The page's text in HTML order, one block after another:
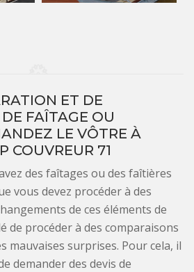
ET DE
FAÎTAGE OU
LE VÔTRE À
COUVREUR 71
des faîtages ou des faîtières
vous devez procéder à des
de ces éléments de
de procéder à des comparaisons
mauvaises surprises. Pour cela, il
demander des devis de